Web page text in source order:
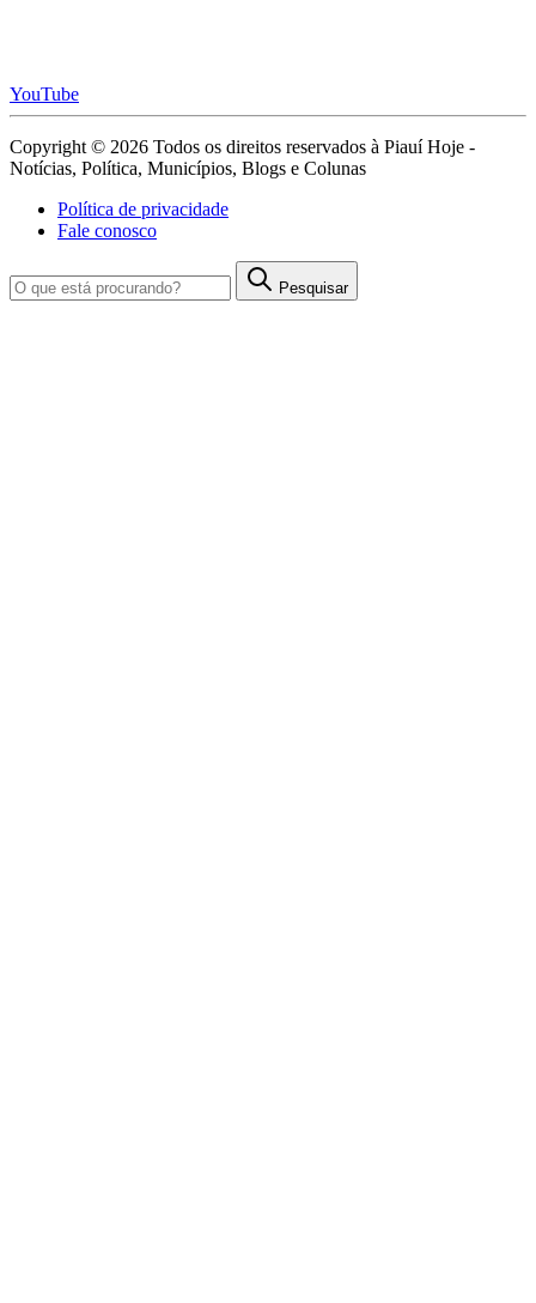
YouTube
Copyright © 2026 Todos os direitos reservados à Piauí Hoje -
Notícias, Política, Municípios, Blogs e Colunas
Política de privacidade
Fale conosco
Pesquisar